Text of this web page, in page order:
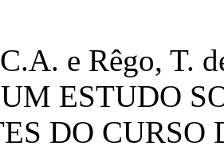
e Rêgo, T.
ESTUDO
DO